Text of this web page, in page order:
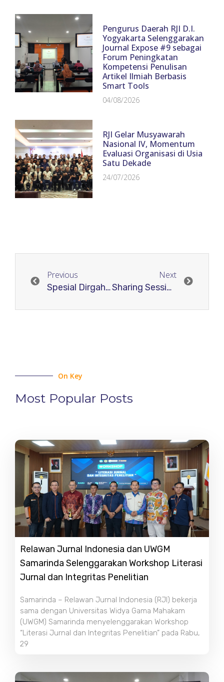
Pengurus Daerah RJI D.I.
Yogyakarta Selenggarakan
Journal Expose #9 sebagai
Forum Peningkatan
Kompetensi Penulisan
Artikel Ilmiah Berbasis
Smart Tools
04/08/2026
RJI Gelar Musyawarah
Nasional IV, Momentum
Evaluasi Organisasi di Usia
Satu Dekade
24/07/2026
Previous
Spesial Dirgahayu RI 80 Tahun: Relawan Jurnal Indonesia Adakan Special Course “Strategi Penulisan Cover Letter Indeksasi SCOPUS”
Next
Sharing Session RJI SUMUT Gelar Workshop Metadata Artikel Untuk Tingkatkan Kualitas Jurnal Indonesia
On Key
Most Popular Posts
Relawan Jurnal Indonesia dan UWGM
Samarinda Selenggarakan Workshop Literasi
Jurnal dan Integritas Penelitian
Samarinda – Relawan Jurnal Indonesia (RJI) bekerja
sama dengan Universitas Widya Gama Mahakam
(UWGM) Samarinda menyelenggarakan Workshop
“Literasi Jurnal dan Integritas Penelitian” pada Rabu,
29